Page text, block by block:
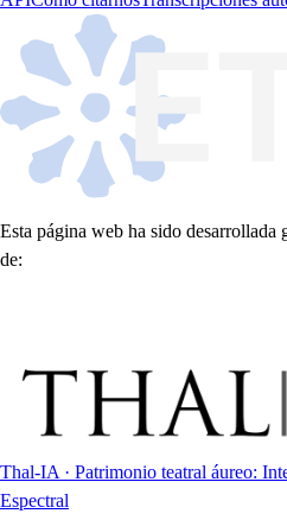
Esta página web ha sido
de:
Thal-IA · Patrimonio teatral áureo:
Espectral